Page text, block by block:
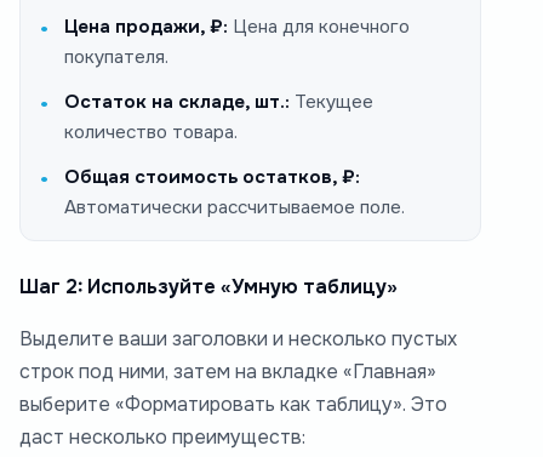
Цена продажи, ₽: Цена для конечного
покупателя.
Остаток на складе, шт.: Текущее
количество товара.
Общая стоимость остатков, ₽:
Автоматически рассчитываемое поле.
Шаг 2: Используйте «Умную таблицу»
Выделите ваши заголовки и несколько пустых
строк под ними, затем на вкладке «Главная»
выберите «Форматировать как таблицу». Это
даст несколько преимуществ: